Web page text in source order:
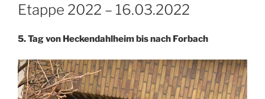
Etappe 2022 – 16.03.2022
5. Tag von Heckendahlheim bis nach Forbach